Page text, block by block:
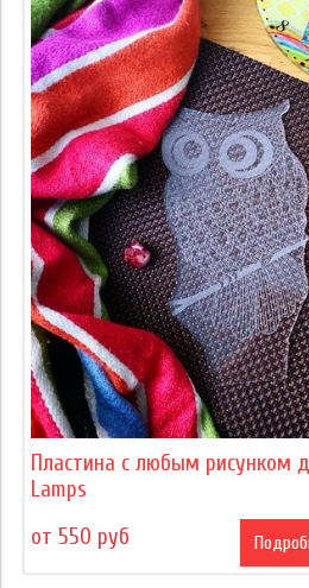
Пластина с любым рисунком
Lamps
от 550 руб